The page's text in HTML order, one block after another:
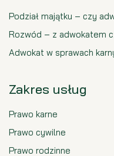
Podział majątku – czy
Rozwód – z adwokatem
Adwokat w sprawach
Zakres usług
Prawo karne
Prawo cywilne
Prawo rodzinne